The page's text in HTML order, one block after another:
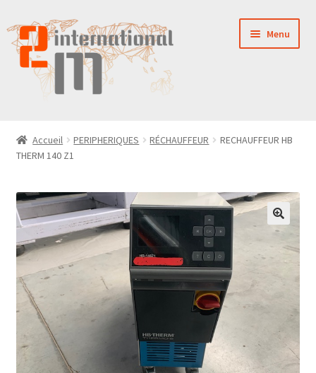
Aller
à
la
navigation
Aller
au
contenu
Menu
NOUVEAUTÉS
VENTES
PIÈCES DÉTACHÉES
CONTACT
Accueil PERIPHERIQUES RÉCHAUFFEUR
RECHAUFFEUR HB
THERM 140 Z1